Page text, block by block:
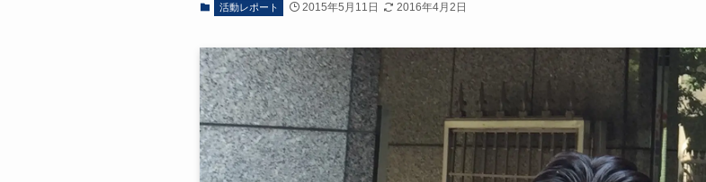
活動レポート 2015年5月11日 2016年4月2日